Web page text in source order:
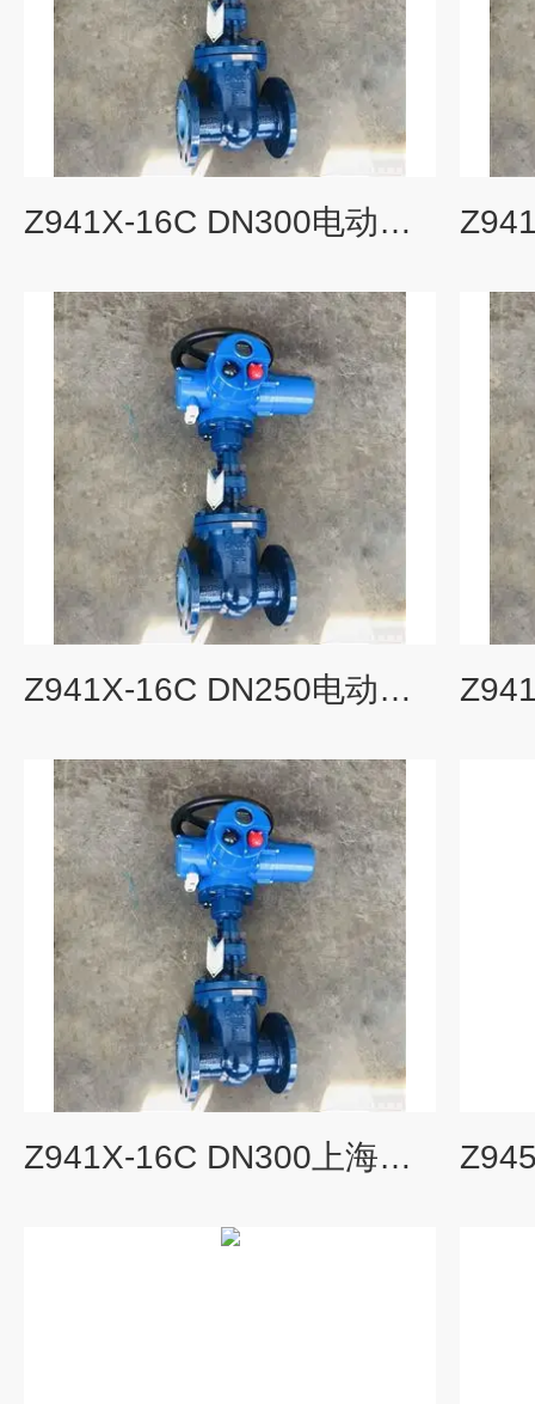
Z941X-16C DN300电动碳钢钢闸阀
Z941X-16C DN250电动法兰铸钢闸阀
Z941X-16C DN300上海湖泉电动法兰排污闸阀DN300DN100